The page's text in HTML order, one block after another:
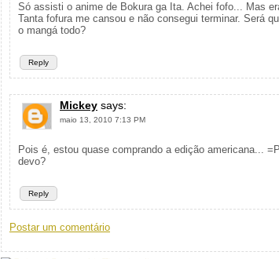
Reply
Só assisti o anime de Bokura ga Ita. Achei fofo... Mas
Tanta fofura me cansou e não consegui terminar. Será
o mangá todo?
Mickey says:
maio 13, 2010 7:13 PM
Reply
Pois é, estou quase comprando a edição americana...
devo?
Postar um comentário